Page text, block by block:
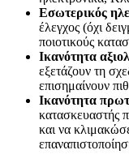
Εσωτερικός
έλεγχος (όχι
ποιοτικούς
Ικανότητα
εξετάζουν τη
επισημαίνουν
Ικανότητα
κατασκευαστής
και να